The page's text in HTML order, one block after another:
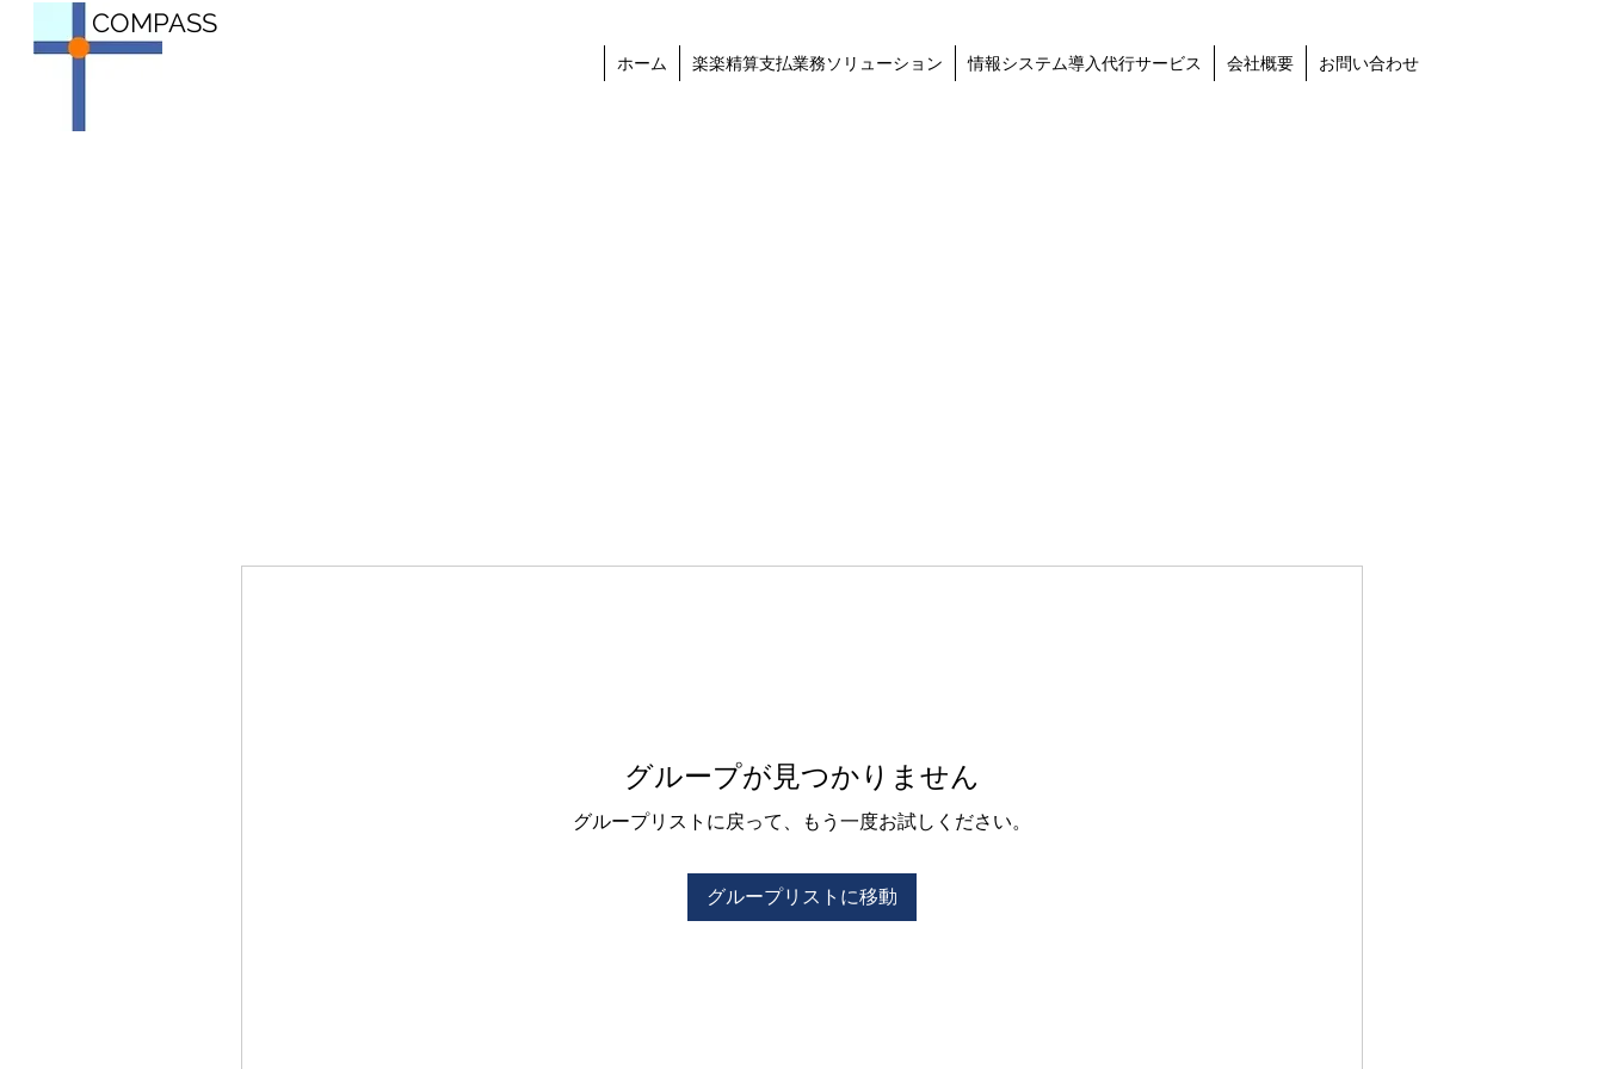
COMPASS
ホーム 楽楽精算支払業務ソリューション 情報システム導入代行サービス 会社概要 お問い合わせ
グループが見つかりません
グループリストに戻って、もう一度お試しください。
グループリストに移動